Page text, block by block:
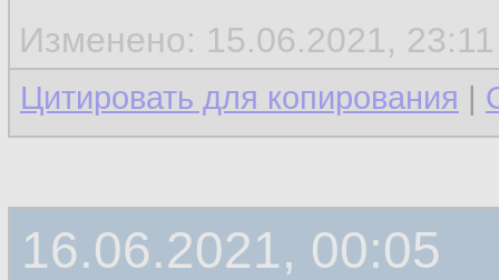
Изменено: 15.06.2021,
Цитировать для копирования |
16.06.2021, 00:05